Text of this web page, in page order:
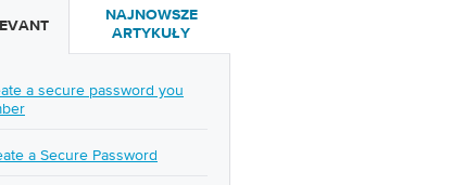
NAJNOWSZE
ARTYKUŁY
a secure password you
a Secure Password